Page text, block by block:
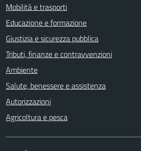
Mobilità e trasporti
Educazione e formazione
Giustizia e sicurezza pubblica
Tributi, finanze e contravvenzioni
Ambiente
Salute, benessere e assistenza
Autorizzazioni
Agricoltura e pesca